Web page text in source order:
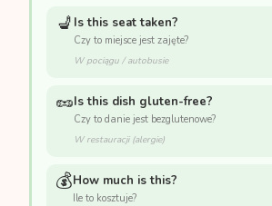
💺 Is this seat taken?
Czy to miejsce jest zajęte?
W pociągu / autobusie
🥜Is this dish gluten-free?
Czy to danie jest bezglutenowe?
W restauracji (alergie)
💰How much is this?
Ile to kosztuje?